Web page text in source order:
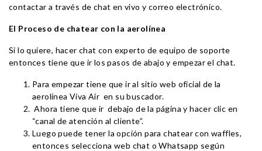
contactar a través de chat en vivo y correo electrónico.
El Proceso de chatear con la aerolínea
Si lo quiere, hacer chat con experto de equipo de soporte
entonces tiene que ir los pasos de abajo y empezar el chat.
Para empezar tiene que ir al sitio web oficial de la
aerolínea Viva Air en su buscador.
Ahora tiene que ir debajo de la página y hacer clic en
“canal de atención al cliente”.
Luego puede tener la opción para chatear con waffles,
entonces selecciona web chat o Whatsapp según